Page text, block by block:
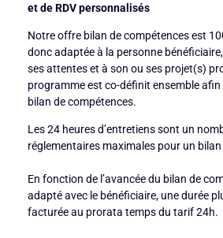
et de RDV personnalisés
Notre offre bilan de compétences est
donc adaptée à la personne
ses attentes et à son ou ses projet(s)
programme est co-définit ensemble
bilan de compétences.
Les 24 heures d’entretiens sont un
réglementaires maximales pour un
En fonction de l’avancée du bilan de
adapté avec le bénéficiaire, une durée
facturée au prorata temps du tarif 24h.